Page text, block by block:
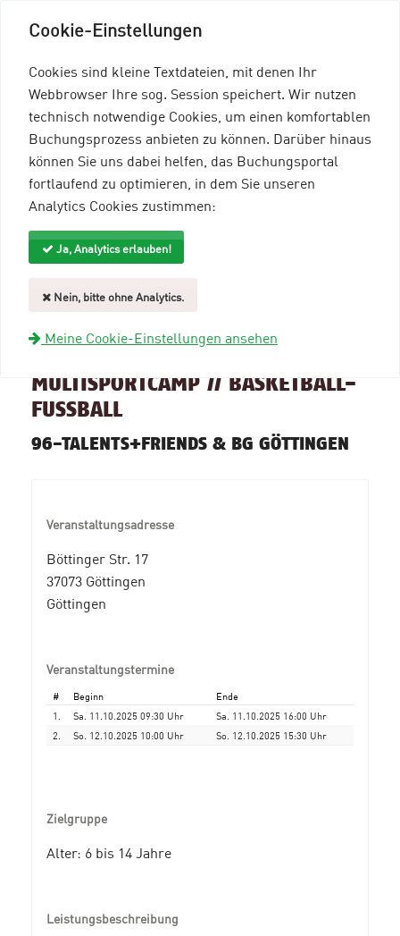
Cookie-Einstellungen
Cookies sind kleine Textdateien, mit denen Ihr
Webbrowser Ihre sog. Session speichert. Wir nutzen
technisch notwendige Cookies, um einen komfortablen
Buchungsprozess anbieten zu können. Darüber hinaus
können Sie uns dabei helfen, das Buchungsportal
fortlaufend zu optimieren, in dem Sie unseren
Analytics Cookies zustimmen:
Ja, Analytics erlauben!
Nein, bitte ohne Analytics.
Meine Cookie-Einstellungen ansehen
Menü einblenden
mein96-Profil
Anmelden
Suche und Filter
zurück zur Übersicht
MULTISPORTCAMP // BASKETBALL-
FUSSBALL
96-TALENTS+FRIENDS & BG GÖTTINGEN
Veranstaltungsadresse
Böttinger Str. 17
37073 Göttingen
Göttingen
Veranstaltungstermine
# Beginn
Ende
1.
Sa. 11.10.2025 09:30 Uhr
Sa. 11.10.2025 16:00 Uhr
2.
So. 12.10.2025 10:00 Uhr So. 12.10.2025 15:30 Uhr
Zielgruppe
Alter: 6 bis 14 Jahre
Leistungsbeschreibung